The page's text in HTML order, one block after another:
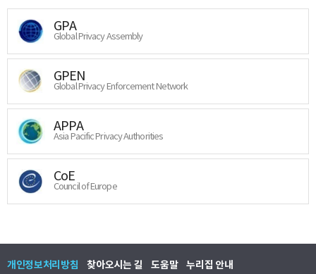
GPA
Global Privacy Assembly
GPEN
Global Privacy Enforcement Network
APPA
Asia Pacific Privacy Authorities
CoE
Council of Europe
개인정보처리방침 찾아오시는 길 도움말 누리집 안내